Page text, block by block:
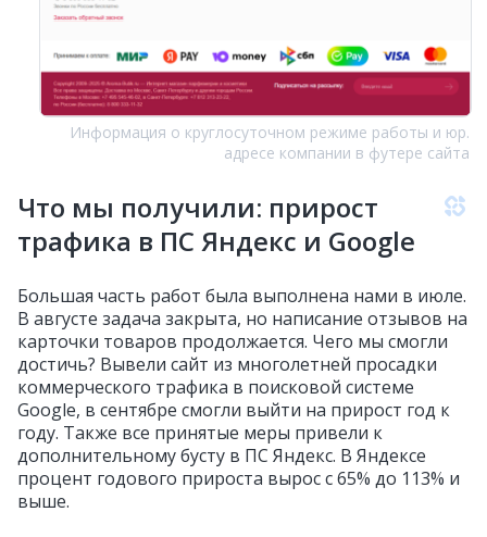
Информация о круглосуточном режиме работы и юр.
адресе компании в футере сайта
Что мы получили: прирост
трафика в ПС Яндекс и Google
Большая часть работ была выполнена нами в июле.
В августе задача закрыта, но написание отзывов на
карточки товаров продолжается. Чего мы смогли
достичь? Вывели сайт из многолетней просадки
коммерческого трафика в поисковой системе
Google, в сентябре смогли выйти на прирост год к
году. Также все принятые меры привели к
дополнительному бусту в ПС Яндекс. В Яндексе
процент годового прироста вырос с 65% до 113% и
выше.